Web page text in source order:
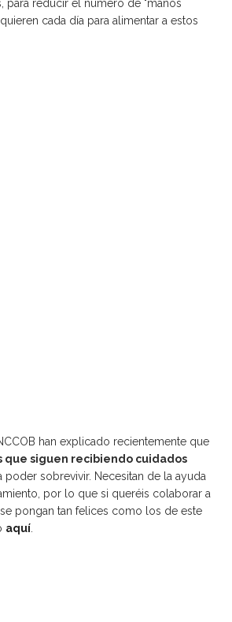
para reducir el número de "manos
cada día para alimentar a estos
han explicado recientemente que
que siguen recibiendo cuidados
poder sobrevivir. Necesitan de la ayuda
por lo que si queréis colaborar a
pongan tan felices como los de este
aquí.